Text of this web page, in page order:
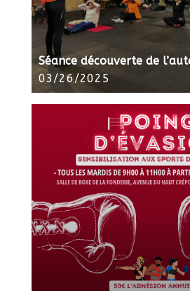
Séance découverte de
03/26/2025